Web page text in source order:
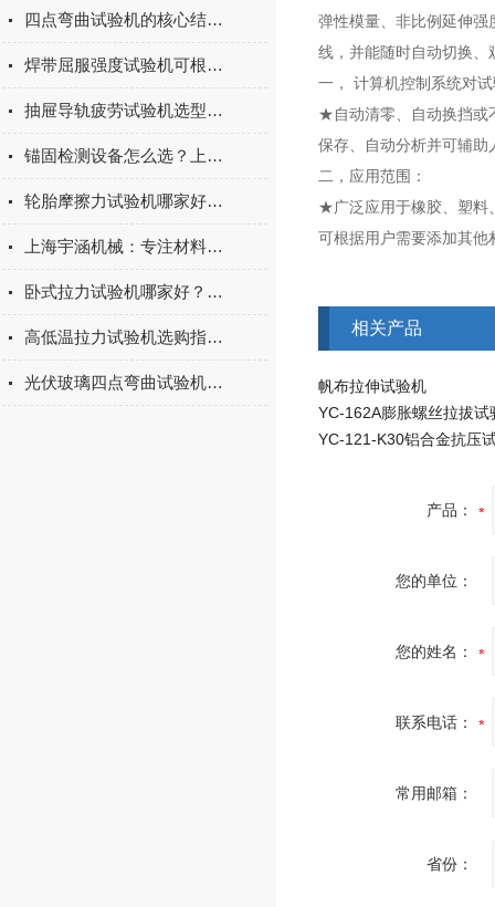
四点弯曲试验机的核心结构与工作原理特点
焊带屈服强度试验机可根据不同标准和试验需求调整试验条件
抽屉导轨疲劳试验机选型指南：如何量化评估家具五金的耐用性
锚固检测设备怎么选？上海宇涵膨胀螺丝拉拔试验机品牌评测
轮胎摩擦力试验机哪家好？上海宇涵试验机综合评测
上海宇涵机械：专注材料力学检测，电池片拉力试验机助力光伏品质管控
卧式拉力试验机哪家好？2026年国产实力厂家实测推荐
高低温拉力试验机选购指南：聚焦上海宇涵的技术实力与可靠方案
光伏玻璃四点弯曲试验机的重要性
弹性模量、非比例延伸
线，并能随时自动切换、
一， 计算机控制系统对
★自动清零、自动换挡或
保存、自动分析并可辅
二，应用范围：
★广泛应用于橡胶、塑料
可根据用户需要添加其他
相关产品
帆布拉伸试验机
YC-162A膨胀螺丝拉拔试
YC-121-K30铝合金抗压
产品：
您的单位：
您的姓名：
联系电话：
常用邮箱：
省份：